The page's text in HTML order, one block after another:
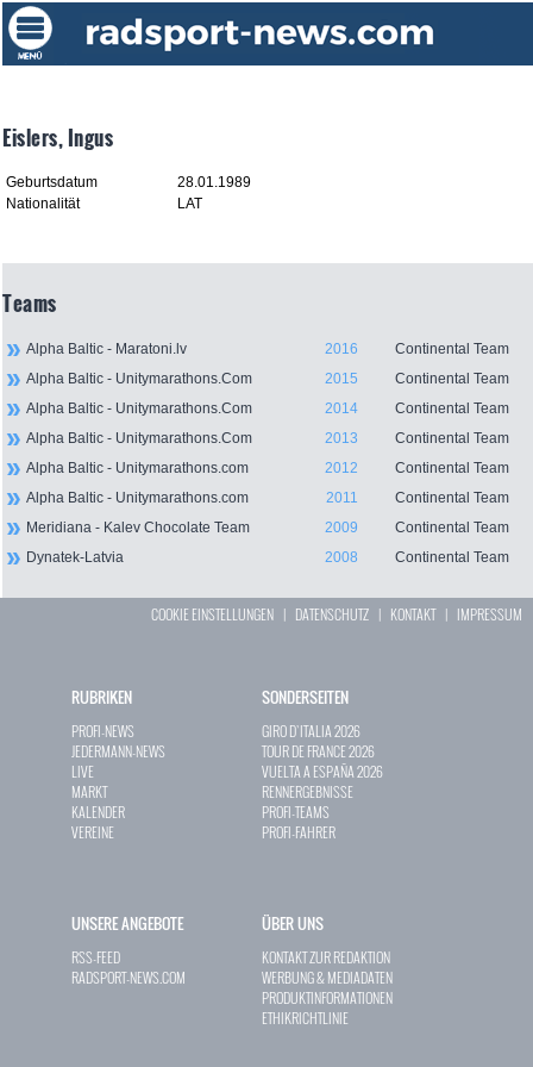
Eislers, Ingus
Geburtsdatum
28.01.1989
Nationalität
LAT
Teams
Alpha Baltic - Maratoni.lv 2016
Continental Team
Alpha Baltic - Unitymarathons.Com
2015
Continental Team
Alpha Baltic - Unitymarathons.Com
2014
Continental Team
Alpha Baltic - Unitymarathons.Com
2013
Continental Team
Alpha Baltic - Unitymarathons.com
2012
Continental Team
Alpha Baltic - Unitymarathons.com
2011
Continental Team
Meridiana - Kalev Chocolate Team
2009
Continental Team
Dynatek-Latvia
2008 Continental Team
COOKIE EINSTELLUNGEN | DATENSCHUTZ | KONTAKT| IMPRESSUM
RUBRIKEN
PROFI-NEWS
JEDERMANN-NEWS
LIVE
MARKT
KALENDER
VEREINE
SONDERSEITEN
GIRO D`ITALIA 2026
TOUR DE FRANCE 2026
VUELTA A ESPAÑA 2026
RENNERGEBNISSE
PROFI-TEAMS
PROFI-FAHRER
UNSERE ANGEBOTE
RSS-FEED
RADSPORT-NEWS.COM
ÜBER UNS
KONTAKT ZUR REDAKTION
WERBUNG & MEDIADATEN
PRODUKTINFORMATIONEN
ETHIKRICHTLINIE